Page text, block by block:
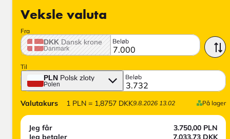
Veksle valuta
Fra
DKK Dansk krone
Danmark
Beløb
Til
PLN Polsk zloty
Polen
Beløb
Valutakurs 1 PLN = 1,8757 DKK9.8.2026 13.02 På lager
Jeg får 3.750,00 PLN